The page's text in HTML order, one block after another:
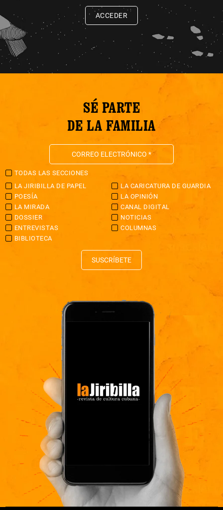
ACCEDER
SÉ PARTE
DE LA FAMILIA
TODAS LAS SECCIONES
LA JIRIBILLA DE PAPEL
LA CARICATURA DE GUARDIA
POESÍA
LA OPINIÓN
LA MIRADA
CANAL DIGITAL
DOSSIER
NOTICIAS
ENTREVISTAS
COLUMNAS
BIBLIOTECA
SUSCRÍBETE